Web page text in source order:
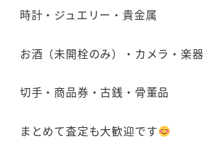
時計・ジュエリー・貴金属
お酒（未開栓のみ）・カメラ・楽器
切手・商品券・古銭・骨董品
まとめて査定も大歓迎です